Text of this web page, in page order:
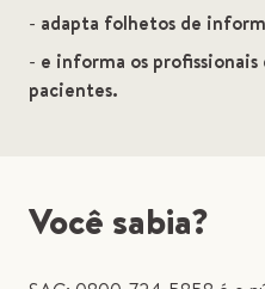
- adapta folhetos de
- e informa os profissionais
pacientes.
Você sabia?